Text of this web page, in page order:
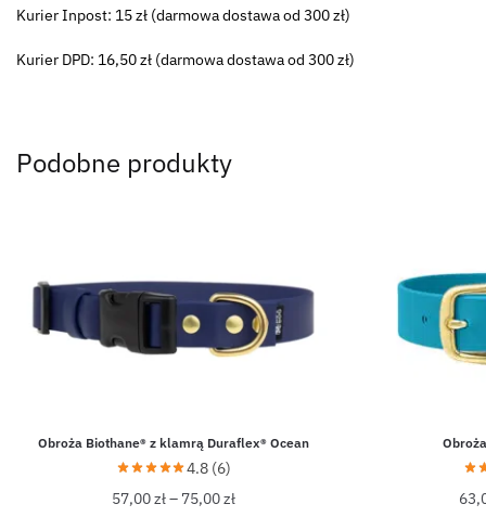
Kurier Inpost: 15 zł (darmowa dostawa od 300 zł)
Kurier DPD: 16,50 zł (darmowa dostawa od 300 zł)
Podobne produkty
Obroża Biothane® z klamrą Duraflex® Ocean
4.8 (6)
57,00zł– 75,00zł